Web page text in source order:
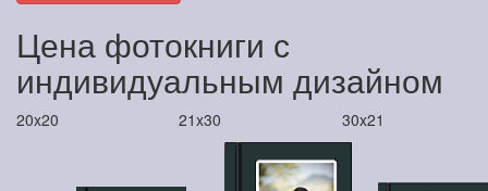
Цена фотокниги с
индивидуальным дизайном
20x20 21x30 30x21